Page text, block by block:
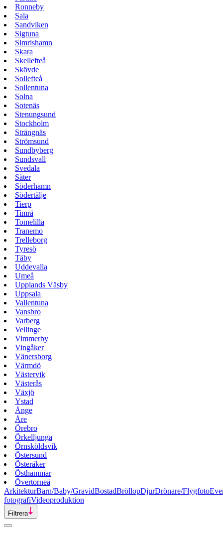
Ronneby
Sala
Sandviken
Sigtuna
Simrishamn
Skara
Skellefteå
Skövde
Sollefteå
Sollentuna
Solna
Sotenäs
Stenungsund
Stockholm
Strängnäs
Strömsund
Sundbyberg
Sundsvall
Svedala
Säter
Söderhamn
Södertälje
Tierp
Timrå
Tomelilla
Tranemo
Trelleborg
Tyresö
Täby
Uddevalla
Umeå
Upplands Väsby
Uppsala
Vallentuna
Vansbro
Varberg
Vellinge
Vimmerby
Vingåker
Vänersborg
Värmdö
Västervik
Västerås
Växjö
Ystad
Ånge
Åre
Örebro
Örkelljunga
Örnsköldsvik
Östersund
Österåker
Östhammar
Övertorneå
ArkitekturBarn/Baby/GravidBostadBröllopDjurDrönare/Flygfoto
fotografiVideoproduktion
Filtrera